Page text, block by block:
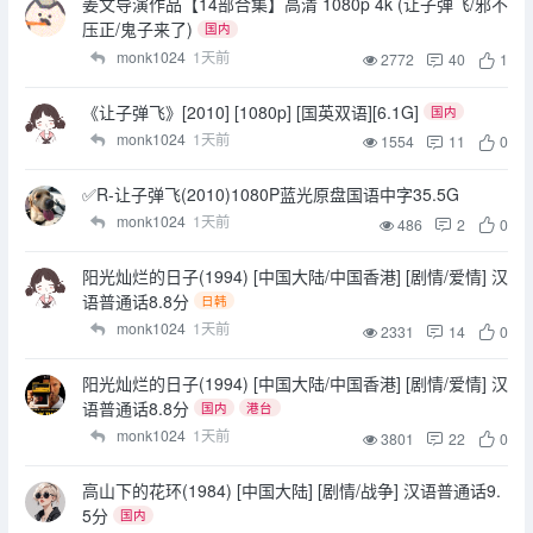
压正/鬼子来了)
国内
monk1024 1天前 2772 40 1
《让子弹飞》[2010] [1080p] [国英双语][6.1G] 国内
monk1024 1天前 1554 11 0
✅R-让子弹飞(2010)1080P蓝光原盘国语中字35.5G
monk1024 1天前 486 2 0
阳光灿烂的日子(1994) [中国大陆/中国香港] [剧情/爱情] 汉
语普通话8.8分
日韩
monk1024 1天前 2331 14 0
阳光灿烂的日子(1994) [中国大陆/中国香港] [剧情/爱情] 汉
语普通话8.8分
国内 港台
monk1024 1天前 3801 22 0
高山下的花环(1984) [中国大陆] [剧情/战争] 汉语普通话9.
5分
国内